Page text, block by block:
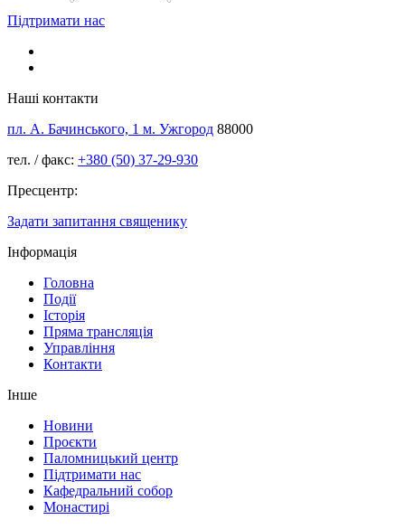
Підтримати нас
Наші контакти
пл. А. Бачинського, 1 м. Ужгород 88000
тел. / факс: +380 (50) 37-29-930
Пресцентр:
Задати запитання священику
Інформація
Головна
Події
Історія
Пряма трансляція
Управління
Контакти
Інше
Новини
Проєкти
Паломницький центр
Підтримати нас
Кафедральний собор
Монастирі